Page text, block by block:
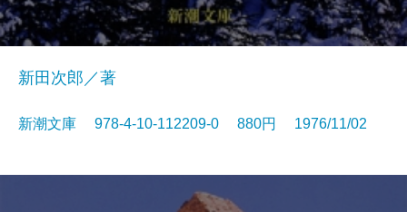
新田次郎／著
新潮文庫 978-4-10-112209-0 880円 1976/11/02